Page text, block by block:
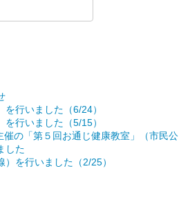
を行いました（6/24）
を行いました（5/15）
の「第５回お通じ健康教室」（市民公
した
）を行いました（2/25）